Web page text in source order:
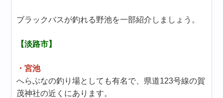
ブラックバスが釣れる野池を一部紹介しましょう。
【淡路市】
・宮池
へらぶなの釣り場としても有名で、県道123号線の賀
茂神社の近くにあります。